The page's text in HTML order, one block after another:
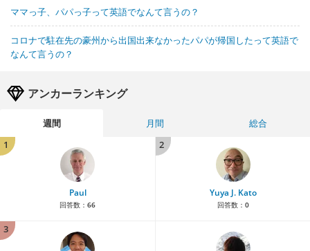
ママっ子、パパっ子って英語でなんて言うの？
コロナで駐在先の豪州から出国出来なかったパパが帰国したって英語で
なんて言うの？
アンカーランキング
週間 月間
総合
1
Paul
回答数： 66
2
Yuya J. Kato
回答数： 0
3